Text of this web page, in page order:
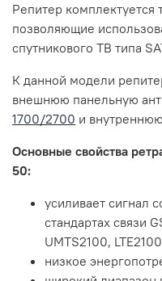
Репитер
позволяющие
спутникового ТВ типа
К данной модели
внешнюю панельную
1700/2700 и
Основные свойства
50:
усиливает сигнал
стандартах связи
UMTS2100, LTE2100
низкое